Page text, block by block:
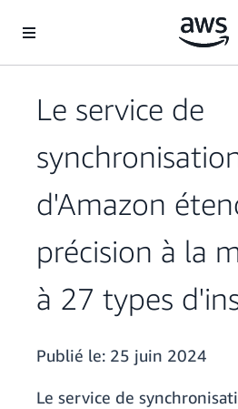
Le service de
d'Amazon
précision à la
à 27 types
Publié le: 25 juin 2024
Le service de